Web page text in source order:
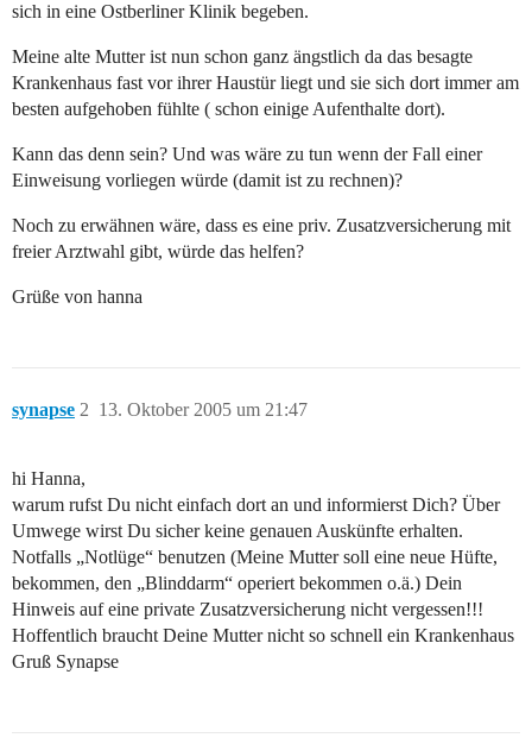
sich in eine Ostberliner Klinik begeben.
Meine alte Mutter ist nun schon ganz ängstlich da das besagte
Krankenhaus fast vor ihrer Haustür liegt und sie sich dort immer am
besten aufgehoben fühlte ( schon einige Aufenthalte dort).
Kann das denn sein? Und was wäre zu tun wenn der Fall einer
Einweisung vorliegen würde (damit ist zu rechnen)?
Noch zu erwähnen wäre, dass es eine priv. Zusatzversicherung mit
freier Arztwahl gibt, würde das helfen?
Grüße von hanna
synapse 13. Oktober 2005 um 21:47
2
hi Hanna,
warum rufst Du nicht einfach dort an und informierst Dich? Über
Umwege wirst Du sicher keine genauen Auskünfte erhalten.
Notfalls „Notlüge“ benutzen (Meine Mutter soll eine neue Hüfte,
bekommen, den „Blinddarm“ operiert bekommen o.ä.) Dein
Hinweis auf eine private Zusatzversicherung nicht vergessen!!!
Hoffentlich braucht Deine Mutter nicht so schnell ein Krankenhaus
Gruß Synapse